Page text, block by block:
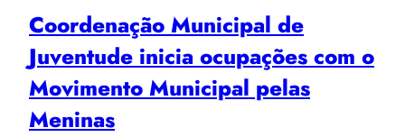
Coordenação Municipal de
Juventude inicia ocupações com o
Movimento Municipal pelas
Meninas